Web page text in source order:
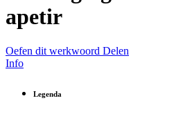
apetir
Oefen dit werkwoord Delen
Info
Legenda